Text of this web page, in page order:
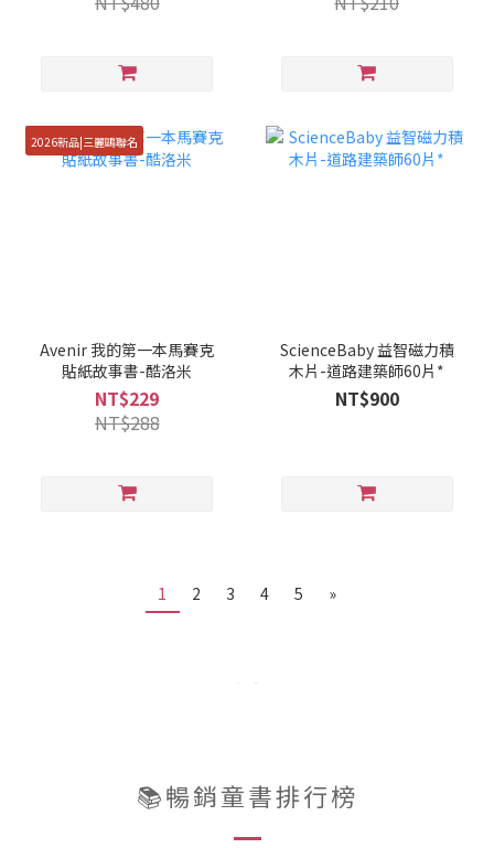
2026新品|三麗鷗聯名
Avenir 我的第一本馬賽克
貼紙故事書-酷洛米
NT$229
NT$288
ScienceBaby 益智磁力積
木片-道路建築師60片*
NT$900
1 2 3 4 5 »
📚暢銷童書排行榜